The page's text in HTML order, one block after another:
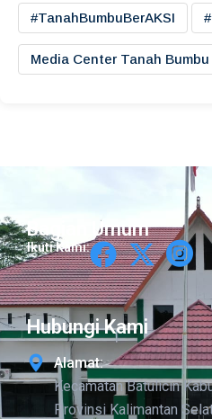
#TanahBumbuBerAKSI
Media Center Tanah Bumbu
Bagian Umum
Ikuti Kami:
Hubungi Kami
Alamat:
Kecamatan Batulicin
Provinsi Kalimantan